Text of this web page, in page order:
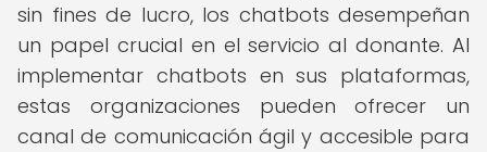
sin fines de lucro, los chatbots desempeñan
un papel crucial en el servicio al donante. Al
implementar chatbots en sus plataformas,
estas organizaciones pueden ofrecer un
canal de comunicación ágil y accesible para